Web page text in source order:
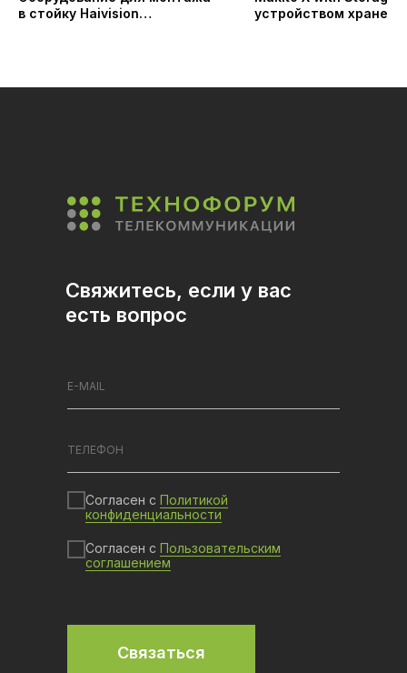
в стойку Haivision
устройством
Согласен с Политикой
конфиденциальности
Согласен с Пользовательским
соглашением
Связаться
Свяжитесь, если у вас
есть вопрос